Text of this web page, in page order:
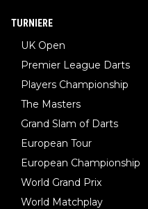
TURNIERE
UK Open
Premier League Darts
Players Championship
The Masters
Grand Slam of Darts
European Tour
European Championship
World Grand Prix
World Matchplay